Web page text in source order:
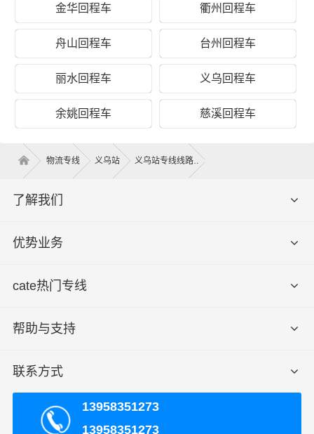
备注
以上是义乌德时物流对关于义乌到包
头青山区运输的一个估算报价，仅供
参考，具体运输时效可能受到天气等
其他外部因素影响
公司可调配车辆千余辆，运输车辆均安装GPS卫星定位系
统，全程透明可视化操作。我们车型丰富，有平板车、甩
挂厢式车、飞翼车（分单双）、仓栅式高栏车、集装箱，
车长有2.8米、3.8米、4.2米、4.8米、5.2米、6.2米、6.8
米、13米、13.7米、15米、16米、17.5米，车宽有1.8米、
各种类型货物运输要求交通优势和产业优势，在义乌建立
零担等货物运输业务机构！可以根据客户需要做到门对门
的服务，建立服务客户的全国性网络，并且不断资金加强
设备，确保服务质量的稳步提升，奠定了业内客户服务满
意度的地位。
发包头青山区物流常见问题答疑
金华回程车 衢州回程车
舟山回程车 台州回程车
丽水回程车 义乌回程车
余姚回程车 慈溪回程车
物流专线 义乌站 义乌站专线线路
了解我们
优势业务
cate热门专线
帮助与支持
联系方式
13958351273
13958351273